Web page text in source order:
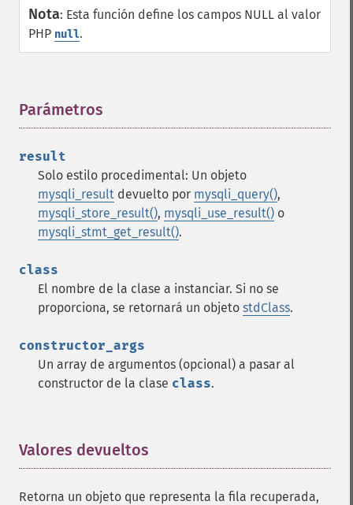
Nota: Esta función define los campos NULL al valor
PHP null.
Parámetros
result
Solo estilo procedimental: Un objeto
mysqli_result devuelto por mysqli_query(),
mysqli_store_result(), mysqli_use_result() o
mysqli_stmt_get_result().
class
El nombre de la clase a instanciar. Si no se
proporciona, se retornará un objeto stdClass.
constructor_args
Un array de argumentos (opcional) a pasar al
constructor de la clase class.
Valores devueltos
Retorna un objeto que representa la fila recuperada,